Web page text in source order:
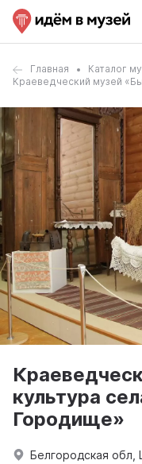
Главная Каталог
Краеведческий музей
культура
Городище»
Белгородская